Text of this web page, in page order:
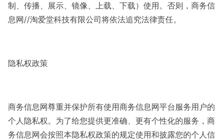
制、传播、展示、镜像、上载、下载）使用。否则，商务信
息网//淘爱堂科技有限公司将依法追究法律责任。
隐私权政策
商务信息网尊重并保护所有使用商务信息网平台服务用户的
个人隐私权。为了给您提供更准确、更有个性化的服务，商
务信息网会按照本隐私权政策的规定使用和披露您的个人信